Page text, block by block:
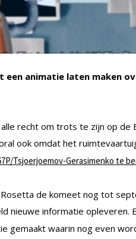
animatie laten maken
recht om trots te zijn op de
ook omdat het
Tsjoerjoemov-Gerasimenko te
de komeet nog tot
nieuwe informatie opleveren.
gemaakt waarin nog even